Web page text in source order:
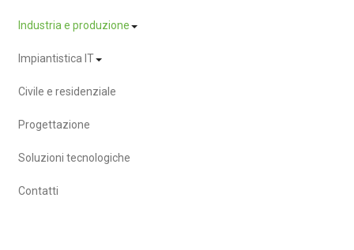
Industria e produzione
Impiantistica IT
Civile e residenziale
Progettazione
Soluzioni tecnologiche
Contatti